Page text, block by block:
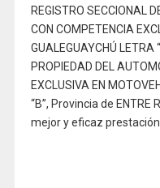
REGISTRO SECCIONAL
CON COMPETENCIA
GUALEGUAYCHÚ LETRA
PROPIEDAD DEL
EXCLUSIVA EN
“B”, Provincia de
mejor y eficaz